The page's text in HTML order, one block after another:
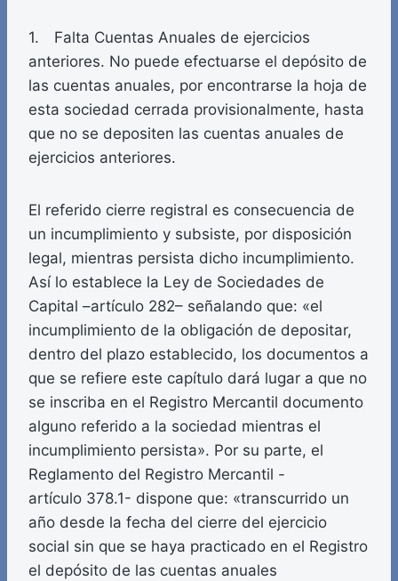
1. Falta Cuentas Anuales de ejercicios
anteriores. No puede efectuarse el depósito de
las cuentas anuales, por encontrarse la hoja de
esta sociedad cerrada provisionalmente, hasta
que no se depositen las cuentas anuales de
ejercicios anteriores.
El referido cierre registral es consecuencia de
un incumplimiento y subsiste, por disposición
legal, mientras persista dicho incumplimiento.
Así lo establece la Ley de Sociedades de
Capital –artículo 282– señalando que: «el
incumplimiento de la obligación de depositar,
dentro del plazo establecido, los documentos a
que se refiere este capítulo dará lugar a que no
se inscriba en el Registro Mercantil documento
alguno referido a la sociedad mientras el
incumplimiento persista». Por su parte, el
Reglamento del Registro Mercantil -
artículo 378.1- dispone que: «transcurrido un
año desde la fecha del cierre del ejercicio
social sin que se haya practicado en el Registro
el depósito de las cuentas anuales